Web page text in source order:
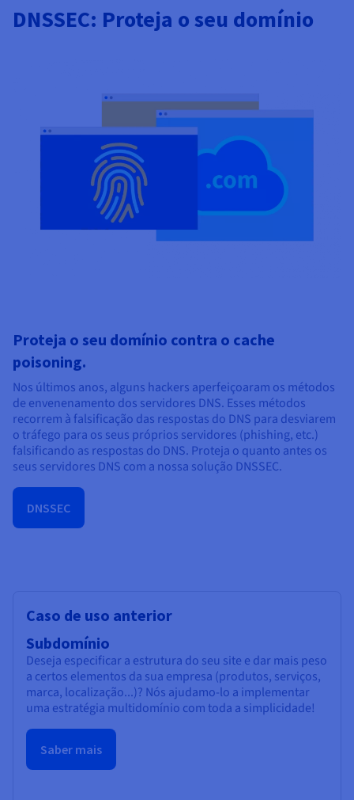
DNSSEC: Proteja o seu domínio
Proteja o seu domínio contra o cache
poisoning.
Nos últimos anos, alguns hackers aperfeiçoaram os métodos
de envenenamento dos servidores DNS. Esses métodos
recorrem à falsificação das respostas do DNS para desviarem
o tráfego para os seus próprios servidores (phishing, etc.)
falsificando as respostas do DNS. Proteja o quanto antes os
seus servidores DNS com a nossa solução DNSSEC.
DNSSEC
Caso de uso anterior
Subdomínio
Deseja especificar a estrutura do seu site e dar mais peso
a certos elementos da sua empresa (produtos, serviços,
marca, localização...)? Nós ajudamo-lo a implementar
uma estratégia multidomínio com toda a simplicidade!
Saber mais